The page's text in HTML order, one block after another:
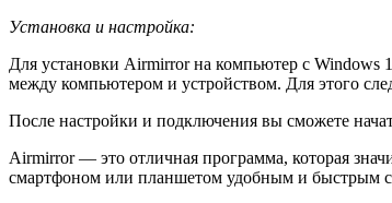
Установка и настройка:
Для установки Airmirror на компьютер с Windows
между компьютером и устройством. Для этого
После настройки и подключения вы сможете
Airmirror — это отличная программа, которая
смартфоном или планшетом удобным и быстрым